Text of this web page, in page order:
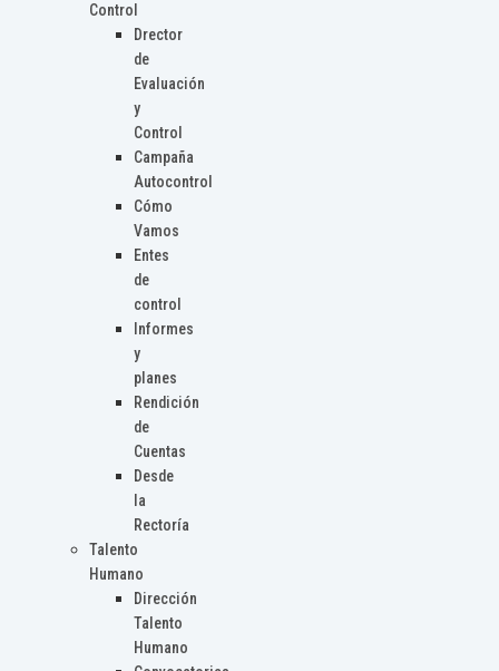
Control
Drector
de
Evaluación
y
Control
Campaña
Autocontrol
Cómo
Vamos
Entes
de
control
Informes
y
planes
Rendición
de
Cuentas
Desde
la
Rectoría
Talento
Humano
Dirección
Talento
Humano